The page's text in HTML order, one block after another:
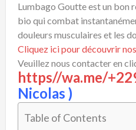
Lumbago Goutte est un bon
bio qui combat
douleurs musculaires et les
Cliquez ici pour découvrir
Veuillez nous contacter en
https//wa.me/
Nicolas )
Table of Contents